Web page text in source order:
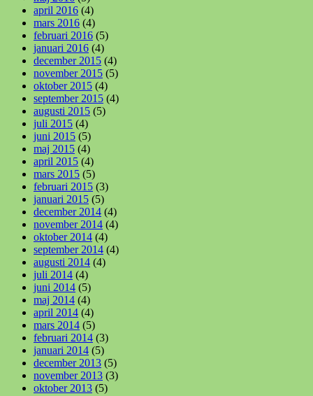
april 2016 (4)
mars 2016 (4)
februari 2016 (5)
januari 2016 (4)
december 2015 (4)
november 2015 (5)
oktober 2015 (4)
september 2015 (4)
augusti 2015 (5)
juli 2015 (4)
juni 2015 (5)
maj 2015 (4)
april 2015 (4)
mars 2015 (5)
februari 2015 (3)
januari 2015 (5)
december 2014 (4)
november 2014 (4)
oktober 2014 (4)
september 2014 (4)
augusti 2014 (4)
juli 2014 (4)
juni 2014 (5)
maj 2014 (4)
april 2014 (4)
mars 2014 (5)
februari 2014 (3)
januari 2014 (5)
december 2013 (5)
november 2013 (3)
oktober 2013 (5)